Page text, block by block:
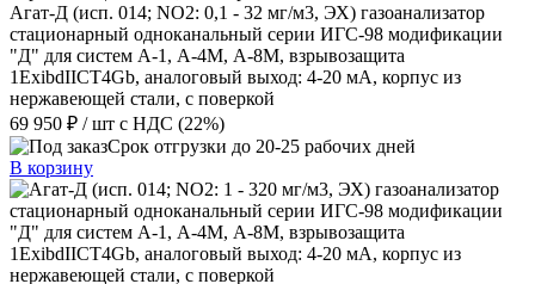
Агат-Д (исп. 014; NO2: 0,1 - 32 мг/м3, ЭХ) газоанализатор
стационарный одноканальный серии ИГС-98 модификации
"Д" для систем А-1, А-4М, А-8М, взрывозащита
1ExibdIICT4Gb, аналоговый выход: 4-20 мА, корпус из
нержавеющей стали, с поверкой
69 950 ₽ / шт с НДС (22%)
Срок отгрузки до 20-25 рабочих дней
В корзину